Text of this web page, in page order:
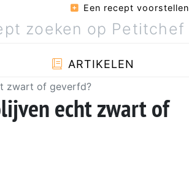
Een recept voorstellen
ARTIKELEN
zwart of geverfd?
echt zwart of